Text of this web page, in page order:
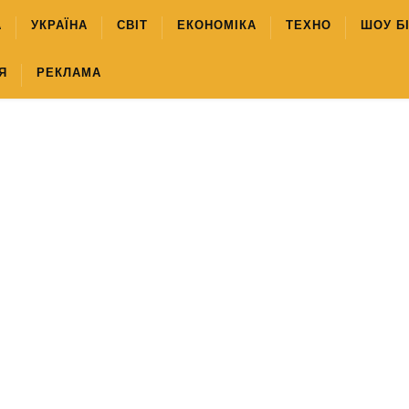
УКРАЇНА СВІТ ЕКОНОМІКА ТЕХНО ШОУ
РЕКЛАМА